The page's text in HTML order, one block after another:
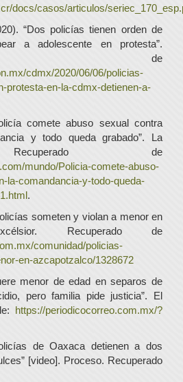
docs/casos/articulos/
“Dos policías tienen orden de
a adolescente en protesta”.
de
cdmx/2020/06/06/policias-
protesta-en-la-cdmx-detienen-a-
comete abuso sexual contra
y todo queda grabado”. La
de
mundo/Policia-comete-abuso-
la-comandancia-y-todo-queda-
.
someten y violan a menor en
Recuperado de
comunidad/policias-
en-azcapotzalco/1328672
menor de edad en separos de
pero familia pide justicia”. El
https://periodicocorreo.com.mx/?
de Oaxaca detienen a dos
[video]. Proceso. Recuperado